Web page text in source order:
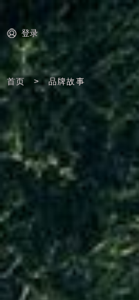
登录
首页 品牌故事